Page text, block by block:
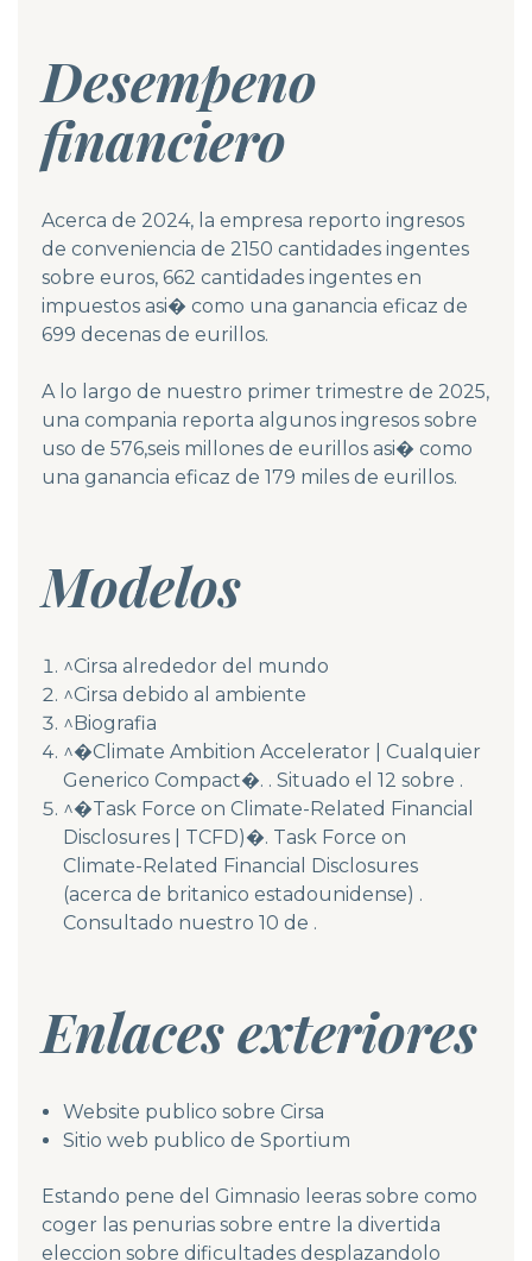
Desempeno
financiero
Acerca de 2024, la empresa reporto ingresos
de conveniencia de 2150 cantidades ingentes
sobre euros, 662 cantidades ingentes en
impuestos asi� como una ganancia eficaz de
699 decenas de eurillos.
A lo largo de nuestro primer trimestre de 2025,
una compania reporta algunos ingresos sobre
uso de 576,seis millones de eurillos asi� como
una ganancia eficaz de 179 miles de eurillos.
Modelos
^Cirsa alrededor del mundo
^Cirsa debido al ambiente
^Biografia
^�Climate Ambition Accelerator | Cualquier
Generico Compact�. . Situado el 12 sobre .
^�Task Force on Climate-Related Financial
Disclosures | TCFD)�. Task Force on
Climate-Related Financial Disclosures
(acerca de britanico estadounidense) .
Consultado nuestro 10 de .
Enlaces exteriores
Website publico sobre Cirsa
Sitio web publico de Sportium
Estando pene del Gimnasio leeras sobre como
coger las penurias sobre entre la divertida
eleccion sobre dificultades desplazandolo